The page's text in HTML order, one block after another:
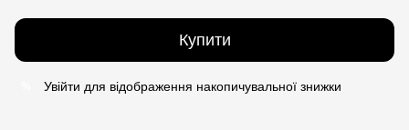
Купити
Увійти для відображення накопичувальної знижки